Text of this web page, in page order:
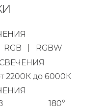
RGB | RGBW
2200К до 6000К
180°